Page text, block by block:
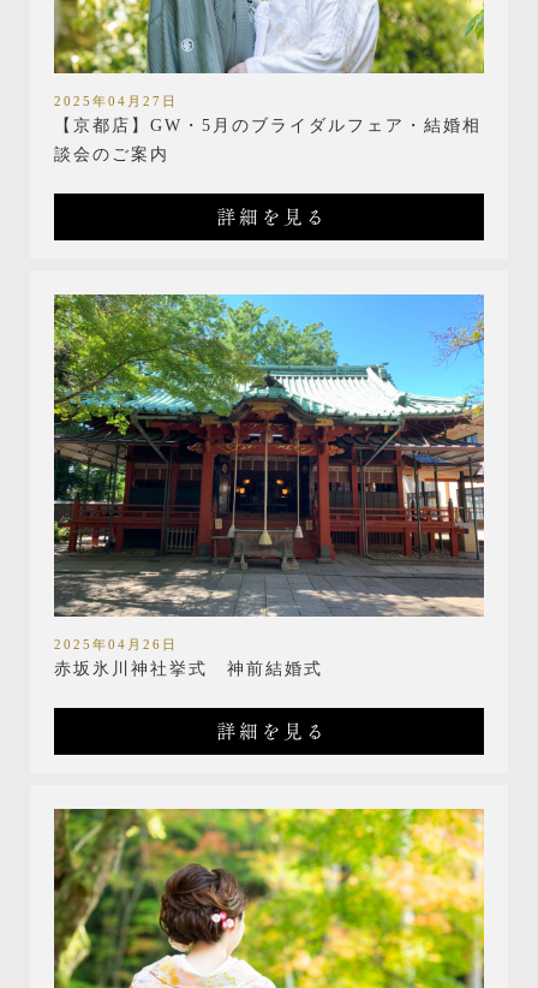
2025年04月27日
【京都店】GW・5月のブライダルフェア・結婚相
談会のご案内
2025年04月26日
赤坂氷川神社挙式 神前結婚式